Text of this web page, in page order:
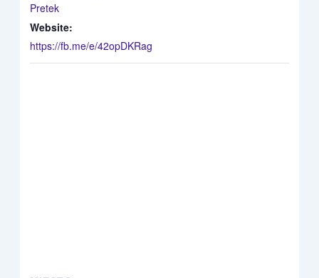
Pretek
Website:
https://fb.me/e/42opDKRag